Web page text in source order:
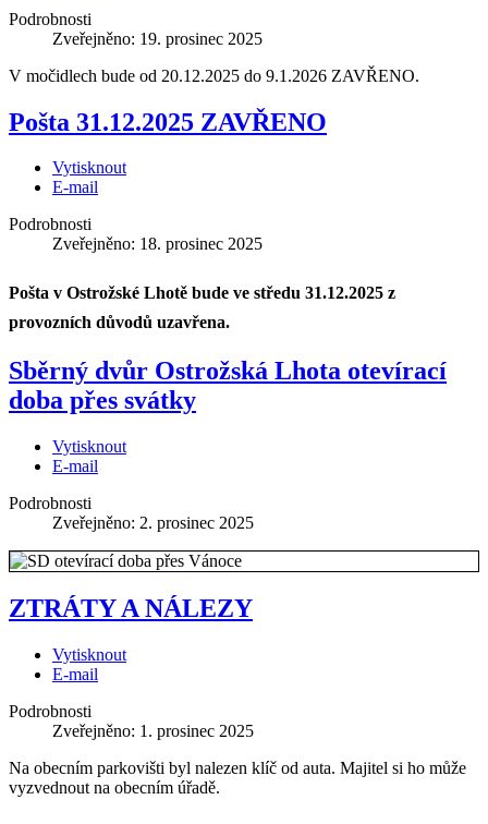
Podrobnosti
Zveřejněno: 19. prosinec 2025
V močidlech bude od 20.12.2025 do 9.1.2026 ZAVŘENO.
Pošta 31.12.2025 ZAVŘENO
Vytisknout
E-mail
Podrobnosti
Zveřejněno: 18. prosinec 2025
Pošta v Ostrožské Lhotě bude ve středu 31.12.2025 z
provozních důvodů uzavřena.
Sběrný dvůr Ostrožská Lhota otevírací
doba přes svátky
Vytisknout
E-mail
Podrobnosti
Zveřejněno: 2. prosinec 2025
ZTRÁTY A NÁLEZY
Vytisknout
E-mail
Podrobnosti
Zveřejněno: 1. prosinec 2025
Na obecním parkovišti byl nalezen klíč od auta. Majitel si ho může
vyzvednout na obecním úřadě.